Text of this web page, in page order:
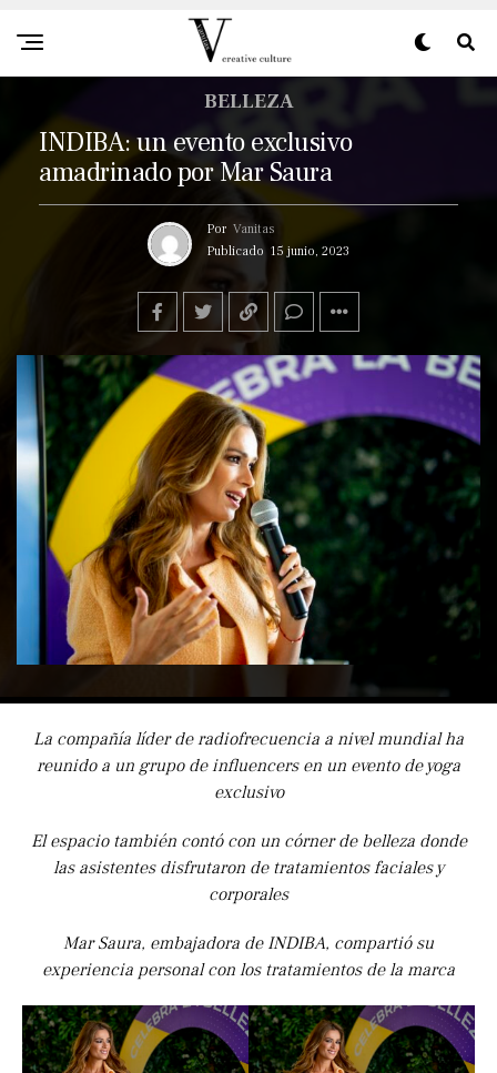
BELLEZA
INDIBA: un evento exclusivo
amadrinado por Mar Saura
Por Vanitas
Publicado 15 junio, 2023
La compañía líder de radiofrecuencia a nivel mundial ha
reunido a un grupo de influencers en un evento de yoga
exclusivo
El espacio también contó con un córner de belleza donde
las asistentes disfrutaron de tratamientos faciales y
corporales
Mar Saura, embajadora de INDIBA, compartió su
experiencia personal con los tratamientos de la marca